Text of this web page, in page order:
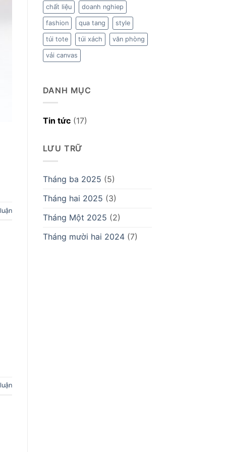
chất liệu doanh nghiep
fashion qua tang style
túi tote túi xách văn phòng
vải canvas
DANH MỤC
Tin tức(17)
LƯU TRỮ
Tháng ba 2025 (5)
Tháng hai 2025 (3)
Tháng Một 2025 (2)
Tháng mười hai 2024(7)